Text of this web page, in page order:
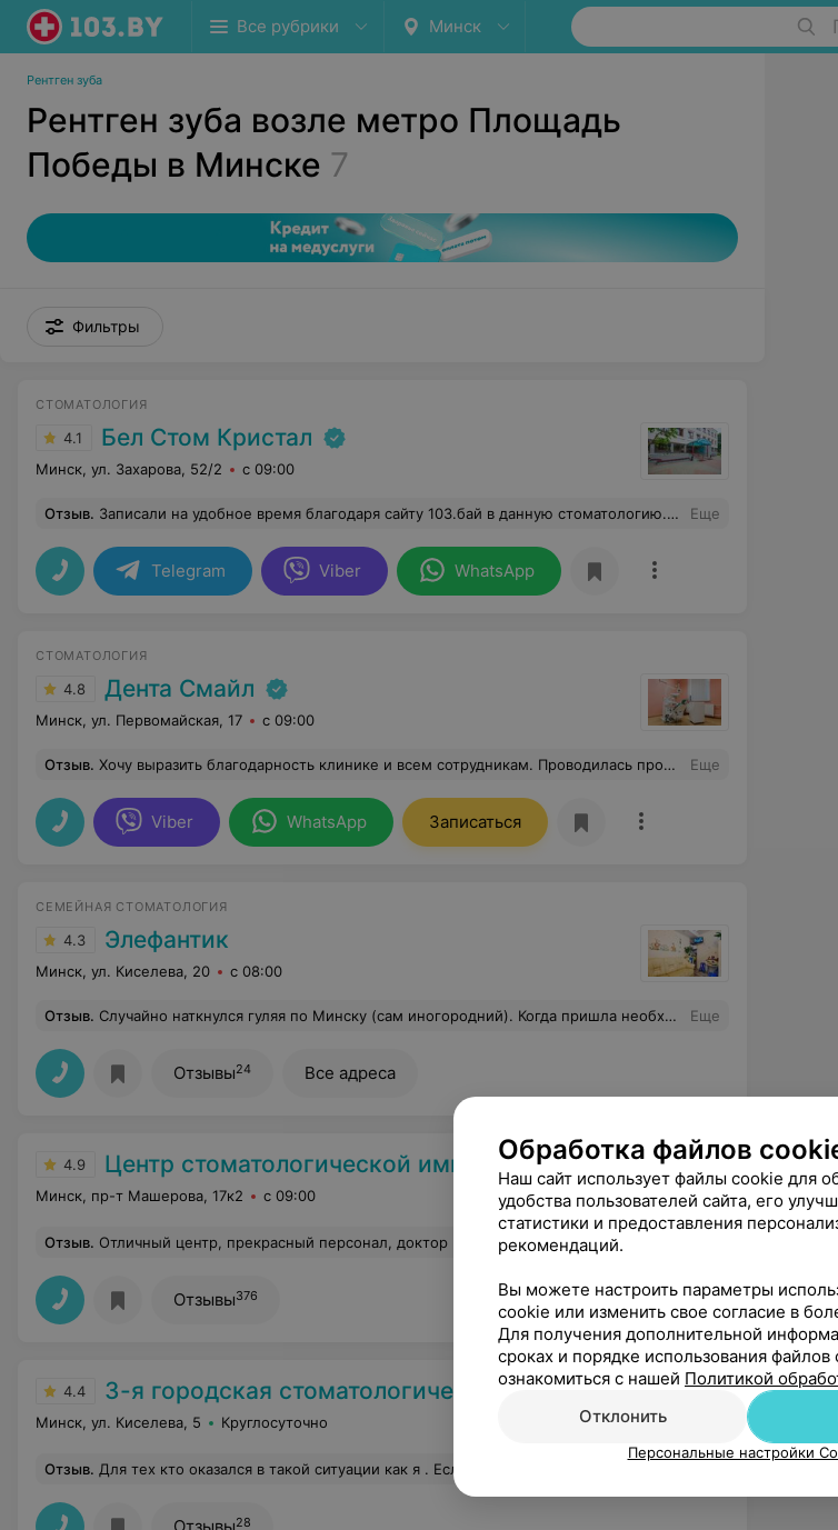
Все рубрики Минск
Рентген зуба
Рентген зуба возле метро Площадь
Победы в Минске 7
Фильтры
СТОМАТОЛОГИЯ
4.1 Бел Стом Кристал
Минск, ул. Захарова, 52/2 с 09:00
Отзыв. Записали на удобное время благодаря сайту 103.бай в данную стоматологию. Приняли вовремя, все сделали быстро. Стоматология отличная, мне все понравилось, результаты отдали сразу же. Еще
Telegram Viber WhatsApp
СТОМАТОЛОГИЯ
4.8 Дента Смайл
Минск, ул. Первомайская, 17 с 09:00
Отзыв. Хочу выразить благодарность клинике и всем сотрудникам. Проводилась процедура полной имплантации. Лучше клиники для этого мы не нашли, хотя были много где. Здесь вам сделают хорошо, качественно, и ничего лишнего. Отдельную благодарность хочу выразить Ефимович Анне Станиславовне, это специалист с большой буквы, индивидуальный подход, человеческое отношение и мастерство. Лучше врача для имплантации вы не найдете. Так же отдельная благодарность Наталье, так же прекрасный специалист, успокоит, поддержит и ответит на все ваши вопросы. Коляго Алексей Леонидович- прекрасный специалист. Очень бережное отношение, профессионал своего дела. К сожалению не знаю имени его помощницы и зуботехника, но могу однозначно сказать что это так же прекрасные специалисты , без каждого из них не получилось бы такого прекрасного результата. Для имплантации лучше специалиста, чем Анна Станиславовна в городе нет. Огромная благодарность клинике Дента Смайл. Еще
Viber WhatsApp Записаться
СЕМЕЙНАЯ СТОМАТОЛОГИЯ
4.3 Элефантик
Минск, ул. Киселева, 20 с 08:00
Отзыв. Случайно наткнулся гуляя по Минску (сам иногородний). Когда пришла необходимость обратились к ним с консультацией по установке брекетов дочери. Проконсултировали, врач произвел положительное впечатление и теперь уже второй месяц ребенок ходит с системой. Приятно что цены не накручивают (волнует ка спонсора))) ). Дочь доктору доверяет и надеется, что к совершенолетию не пожалеет , что приходится терпеть дискомфорт связанный с удаленим некоторых зубов и эстетической состовляющей. Результаты их лечения будут известны года через год и всю оставшуюся жизнь, но пока все устраивает Еще
Отзывы24 Все адреса
4.9 Центр стоматологической имплантации
Минск, пр-т Машерова, 17к2 с 09:00
Отзыв. Отличный центр, прекрасный персонал, доктор Пажлаков Павел Анатольевич замечательный, рекомендую
Отзывы376
4.4 3-я городская стоматологическая поликлиника
Минск, ул. Киселева, 5 Круглосуточно
Отзыв. Для тех кто оказался в такой ситуации как я . Если разболелся зуб под картинкой ночью или на праздничные дни позвоните и уточните если у их ортопед на приеме чтобы снять коронку. Отсидела 3,5 часа для того чтобы мне сказали что помочь не могут так как нет специального специалиста так себе удовольствие.
28
Обработка файлов
Наш сайт использует файлы cookie для
удобства пользователей сайта, его
статистики и предоставления
рекомендаций.
Вы можете настроить параметры
cookie или изменить свое согласие в
Для получения дополнительной
сроках и порядке использования
ознакомиться с нашей Политикой
Отклонить
Персональные настройки